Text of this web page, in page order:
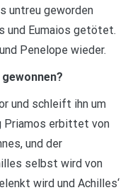
untreu geworden
und Eumaios getötet.
Penelope wieder.
und schleift ihn um
Priamos erbittet von
und der
selbst wird von
wird und Achilles‘